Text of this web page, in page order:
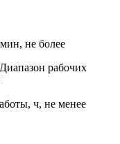
не более
рабочих
ч, не менее